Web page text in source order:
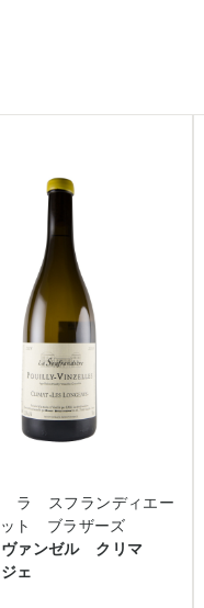
ラ スフランディエー
ト ブラザーズ
ァンゼル クリマ
ェ